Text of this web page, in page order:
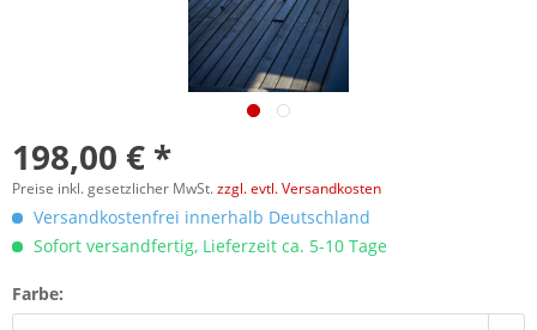
198,00 € *
Preise inkl. gesetzlicher MwSt.zzgl. evtl. Versandkosten
Versandkostenfrei innerhalb Deutschland
Sofort versandfertig, Lieferzeit ca. 5-10 Tage
Farbe: